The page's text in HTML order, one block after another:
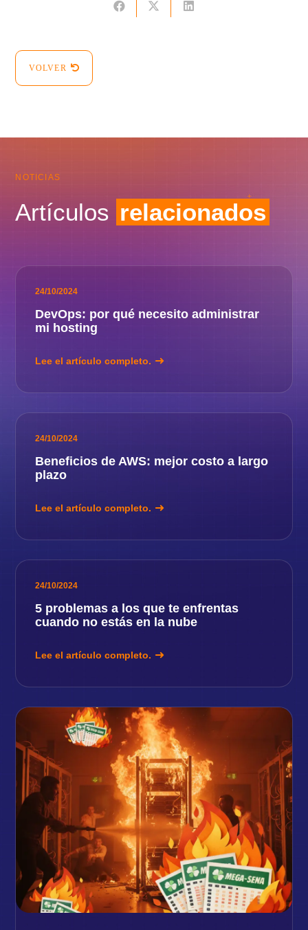
VOLVER
NOTICIAS
Artículos relacionados
24/10/2024
DevOps: por qué necesito administrar
mi hosting
Lee el artículo completo.
24/10/2024
Beneficios de AWS: mejor costo a largo
plazo
Lee el artículo completo.
24/10/2024
5 problemas a los que te enfrentas
cuando no estás en la nube
Lee el artículo completo.